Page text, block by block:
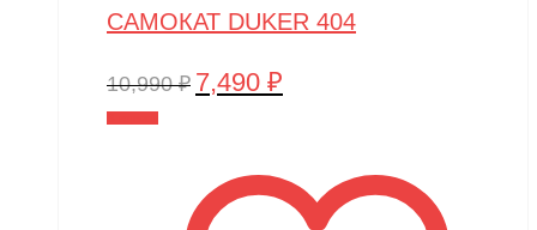
САМОКАТ DUKER 404
10,990₽ Первоначальная
10,990 ₽.
7,490 ₽